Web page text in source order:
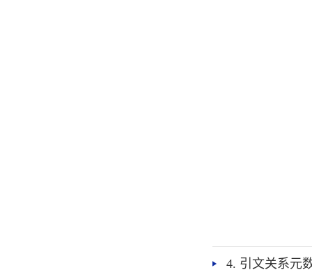
4. 引文关系元